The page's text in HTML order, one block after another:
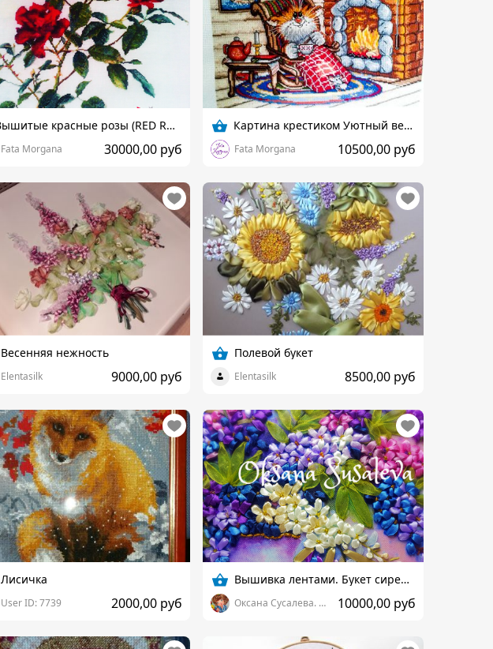
Вышитые красные розы (RED ROSE) на белом льне
Fata Morgana 30000,00 руб
Картина крестиком Уютный вечер
Fata Morgana 10500,00 руб
Весенняя нежность
Elentasilk 9000,00 руб
Полевой букет
Elentasilk 8500,00 руб
Лисичка
User ID: 7739 2000,00 руб
Вышивка лентами. Букет сирени.
Оксана Сусалева. Вышивка лентами 10000,00 руб